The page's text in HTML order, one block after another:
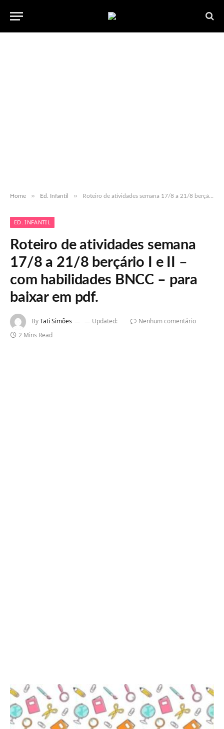
Home » Ed. Infantil » Roteiro de atividades semana 17/8 a 21/8 berçário I e II – com habilidades BNCC – para baixar em pdf.
ED. INFANTIL
Roteiro de atividades semana
17/8 a 21/8 berçário I e II –
com habilidades BNCC – para
baixar em pdf.
ByTati Simões Updated:
Nenhum comentário
2 Mins Read